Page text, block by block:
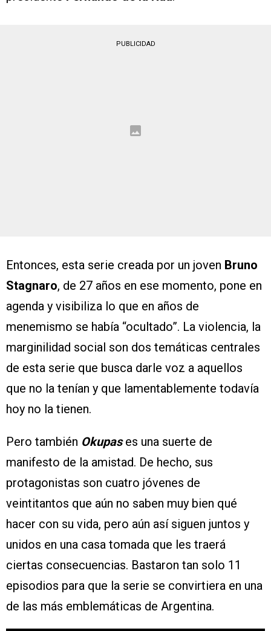
PUBLICIDAD
Entonces, esta serie creada por un joven Bruno
Stagnaro, de 27 años en ese momento, pone en
agenda y visibiliza lo que en años de
menemismo se había “ocultado”. La violencia, la
marginilidad social son dos temáticas centrales
de esta serie que busca darle voz a aquellos
que no la tenían y que lamentablemente todavía
hoy no la tienen.
Pero también Okupases una suerte de
manifesto de la amistad. De hecho, sus
protagonistas son cuatro jóvenes de
veintitantos que aún no saben muy bien qué
hacer con su vida, pero aún así siguen juntos y
unidos en una casa tomada que les traerá
ciertas consecuencias. Bastaron tan solo 11
episodios para que la serie se convirtiera en una
de las más emblemáticas de Argentina.